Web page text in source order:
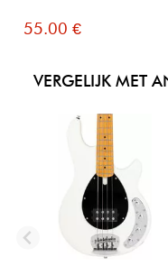
55.00 €
VERGELIJK MET